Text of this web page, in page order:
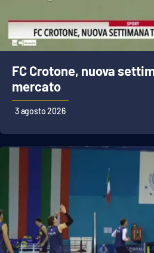
FC Crotone, nuova
mercato
3 agosto 2026